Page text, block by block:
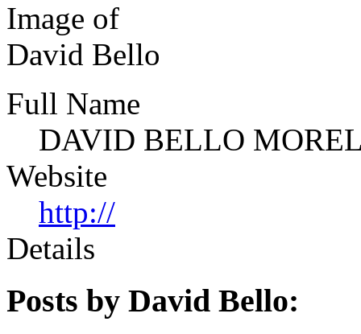
Full Name
DAVID BELLO
Website
http://
Details
Posts by David Bello: